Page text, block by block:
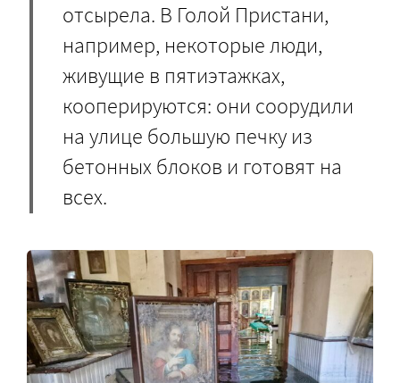
отсырела. В Голой Пристани,
например, некоторые люди,
живущие в пятиэтажках,
кооперируются: они соорудили
на улице большую печку из
бетонных блоков и готовят на
всех.